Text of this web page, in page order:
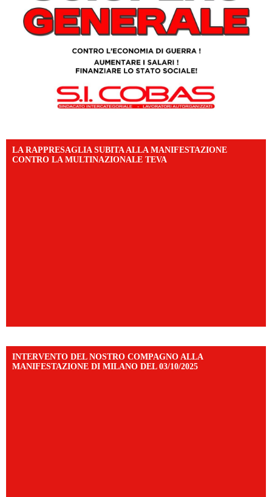
LA RAPPRESAGLIA SUBITA ALLA MANIFESTAZIONE
CONTRO LA MULTINAZIONALE TEVA
INTERVENTO DEL NOSTRO COMPAGNO ALLA
MANIFESTAZIONE DI MILANO DEL 03/10/2025